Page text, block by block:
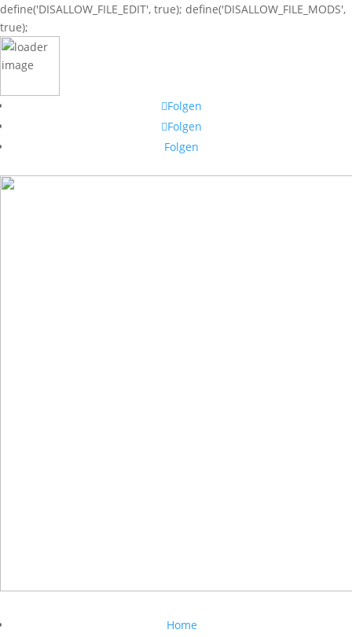
define('DISALLOW_FILE_EDIT', true); define('DISALLOW_FILE_MODS',
true);
Folgen
Folgen
Folgen
Home